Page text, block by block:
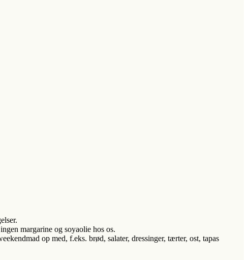
margarine og soyaolie hos os.
op med, f.eks. brød, salater, dressinger, tærter, ost, tapas